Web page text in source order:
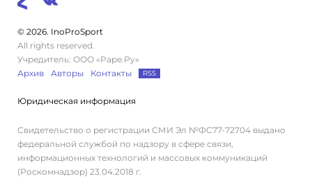
© 2026. InoProSport
All rights reserved.
Учредитель: ООО «Раре.Ру»
Архив
Авторы Контакты RSS
Юридическая информация
Свидетельство о регистрации СМИ Эл №ФС77-72704 выдано
федеральной службой по надзору в сфере связи,
информационных технологий и массовых коммуникаций
(Роскомнадзор) 23.04.2018 г.